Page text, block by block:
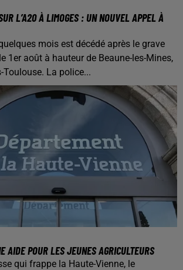
L’A20 À LIMOGES : UN NOUVEL APPEL À
mois est décédé après le grave
1er août à hauteur de Beaune-les-Mines,
Toulouse. La police...
AIDE POUR LES JEUNES AGRICULTEURS
qui frappe la Haute-Vienne, le